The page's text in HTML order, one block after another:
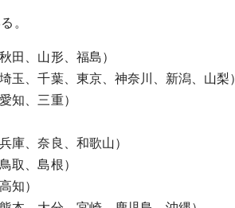
。
田、山形、福島）
玉、千葉、東京、神奈川、新潟、山梨）
知、三重）
庫、奈良、和歌山）
取、島根）
知）